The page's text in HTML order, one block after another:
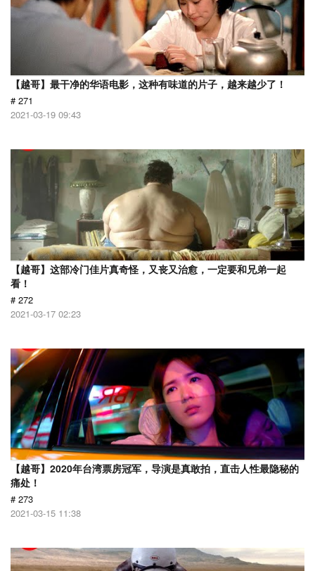
【越哥】最干净的华语电影，这种有味道的片子，越来越少了！
# 271
2021-03-19 09:43
【越哥】这部冷门佳片真奇怪，又丧又治愈，一定要和兄弟一起
看！
# 272
2021-03-17 02:23
【越哥】2020年台湾票房冠军，导演是真敢拍，直击人性最隐秘的
痛处！
# 273
2021-03-15 11:38